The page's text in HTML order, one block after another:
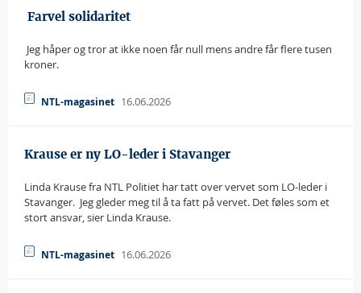
 Farvel solidaritet
 Jeg håper og tror at ikke noen får null mens andre får flere tusen
kroner.
NTL-magasinet 16.06.2026
Krause er ny LO-leder i Stavanger
Linda Krause fra NTL Politiet har tatt over vervet som LO-leder i
Stavanger.  Jeg gleder meg til å ta fatt på vervet. Det føles som et
stort ansvar, sier Linda Krause.
NTL-magasinet 16.06.2026